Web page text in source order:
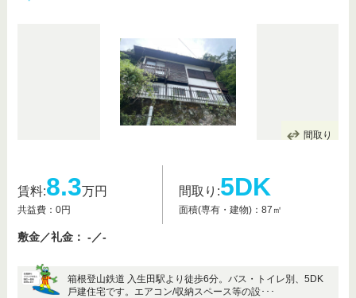
間取り
賃料:8.3万円
共益費：0円
間取り:5DK
面積(専有・建物)：87㎡
敷金／礼金： -／-
箱根登山鉄道 入生田駅より徒歩6分。バス・トイレ別、5DK
戶建住宅です。エアコン/収納スペース等の設･･･